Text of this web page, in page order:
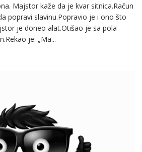
Majstor kaže da je kvar sitnica.Račun
popravi slavinu.Popravio je i ono što
je doneo alat.Otišao je sa pola
je: „Ma...